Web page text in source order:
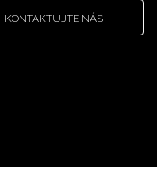
KONTAKTUJTE NÁS